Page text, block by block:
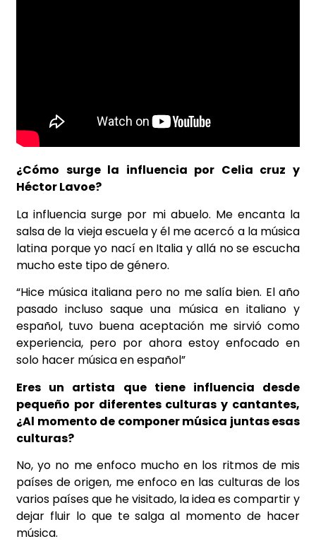
¿Cómo surge la influencia por Celia cruz y
Héctor Lavoe?
La influencia surge por mi abuelo. Me encanta la
salsa de la vieja escuela y él me acercó a la música
latina porque yo nací en Italia y allá no se escucha
mucho este tipo de género.
“Hice música italiana pero no me salía bien. El año
pasado incluso saque una música en italiano y
español, tuvo buena aceptación me sirvió como
experiencia, pero por ahora estoy enfocado en
solo hacer música en español”
Eres un artista que tiene influencia desde
pequeño por diferentes culturas y cantantes,
¿Al momento de componer música juntas esas
culturas?
No, yo no me enfoco mucho en los ritmos de mis
países de origen, me enfoco en las culturas de los
varios países que he visitado, la idea es compartir y
dejar fluir lo que te salga al momento de hacer
música.